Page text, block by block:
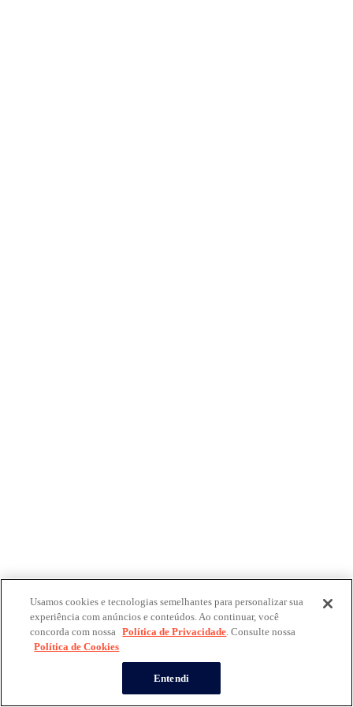
Usamos cookies e tecnologias semelhantes para personalizar sua
experiência com anúncios e conteúdos. Ao continuar, você
concorda com nossa Política de Privacidade. Consulte nossa
Política de Cookies
Entendi